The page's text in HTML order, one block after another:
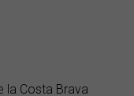
la Costa Brava